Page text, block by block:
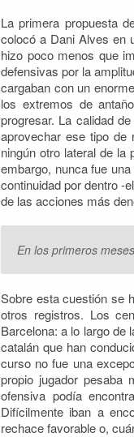
La primera propuesta
colocó a Dani Alves en
hizo poco menos que
defensivas por la
cargaban con un
los extremos de
progresar. La calidad
aprovechar ese tipo de
ningún otro lateral de la
embargo, nunca fue
continuidad por dentro -
de las acciones más
En los primeros
Sobre esta cuestión se
otros registros. Los
Barcelona: a lo largo de
catalán que han
curso no fue una
propio jugador pesaba
ofensiva podía
Difícilmente iban a
rechace favorable o,